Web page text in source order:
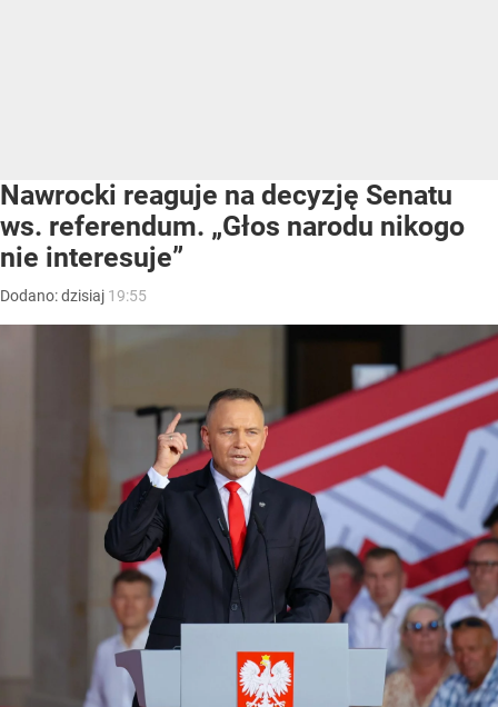
Nawrocki reaguje na decyzję Senatu
ws. referendum. „Głos narodu nikogo
nie interesuje”
Dodano:dzisiaj 19:55